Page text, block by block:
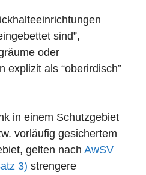
sind”,
oder
explizit als “oberirdisch”
in einem Schutzgebiet
vorläufig gesichertem
gelten nach AwSV
3) strengere